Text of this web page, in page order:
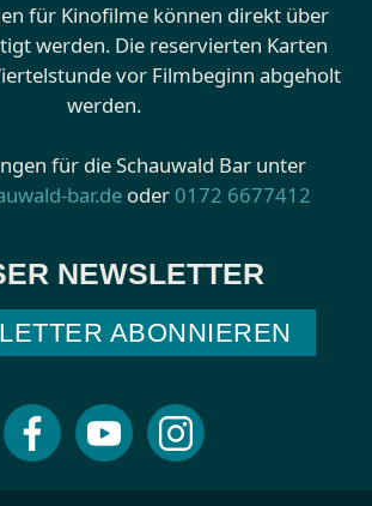
für Kinofilme können direkt über
werden. Die reservierten Karten
vor Filmbeginn abgeholt
werden.
für die Schauwald Bar unter
bar.de oder 0172 6677412
NEWSLETTER
ABONNIEREN